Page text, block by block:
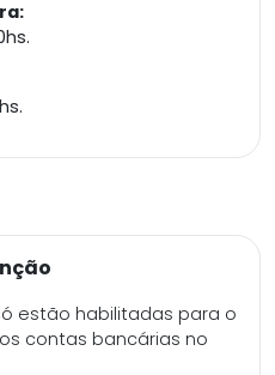
estão habilitadas para o
contas bancárias no